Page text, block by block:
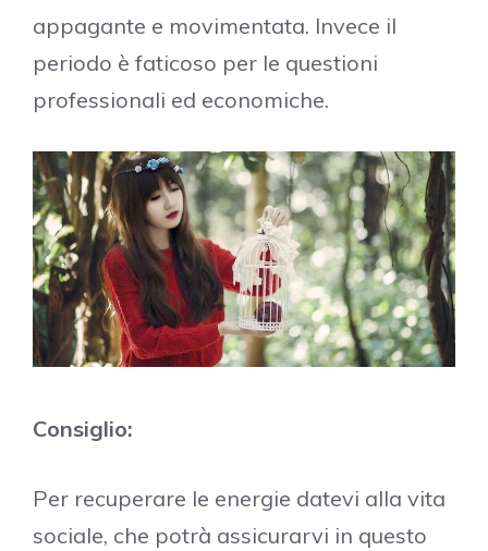
appagante e movimentata. Invece il
periodo è faticoso per le questioni
professionali ed economiche.
Consiglio:
Per recuperare le energie datevi alla vita
sociale, che potrà assicurarvi in questo